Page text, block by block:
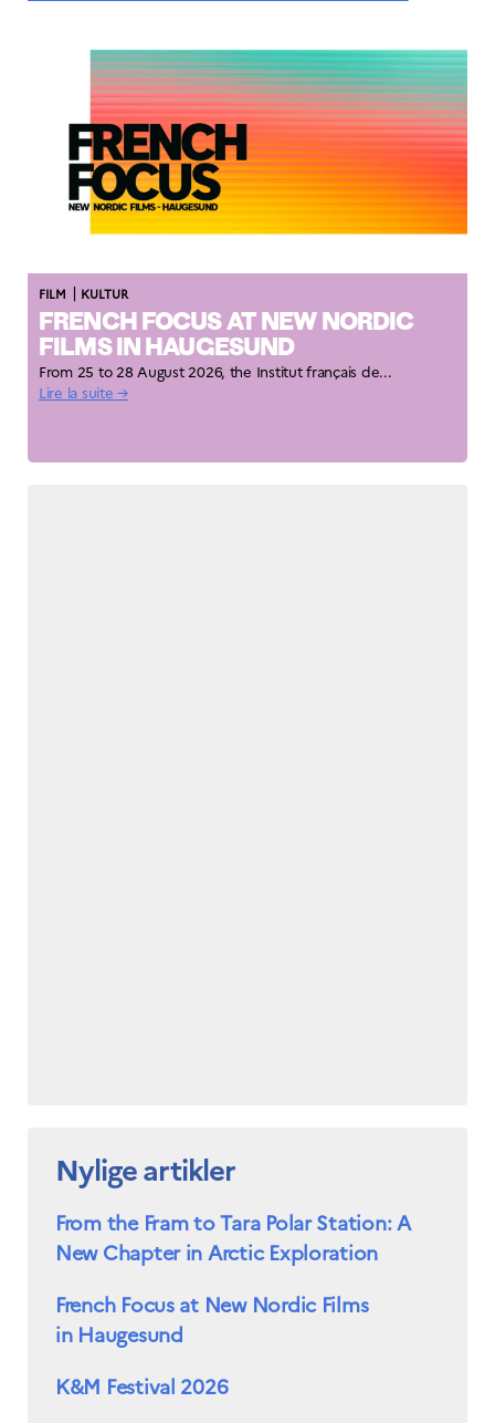
FILM | KULTUR
FRENCH FOCUS AT NEW NORDIC
FILMS IN HAUGESUND
From 25 to 28 August 2026, the Institut français de...
Lire la suite →
Nylige artikler
From the Fram to Tara Polar Station: A
New Chapter in Arctic Exploration
French Focus at New Nordic Films
in Haugesund
K&M Festival 2026